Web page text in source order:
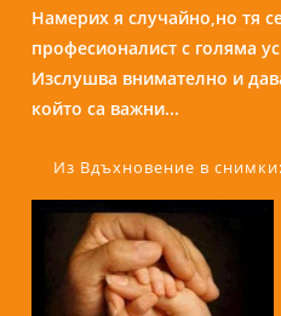
Намерих я случайно,но тя
професионалист с голяма
Изслушва внимателно и
който са важни...
Бори е изключителен човек
присъствието и усмивката
спокойно и уютно сякаш си